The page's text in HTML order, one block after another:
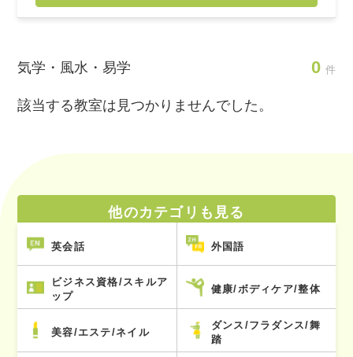
気学・風水・易学 0 件
該当する教室は見つかりませんでした。
他のカテゴリも見る
英会話 外国語
ビジネス資格/スキルア
ップ
健康/ボディケア/整体
美容/エステ/ネイル
ダンス/フラダンス/舞
踏